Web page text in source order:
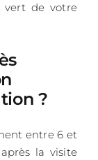
de votre
?
entre 6 et
la visite